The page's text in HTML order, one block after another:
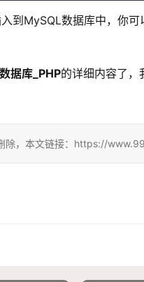
到MySQL数据库中，你
据库_PHP的详细内容了，
除，本文链接：https://